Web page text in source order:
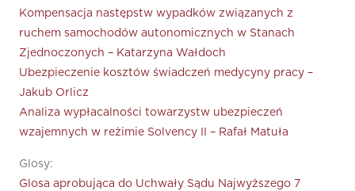
Kompensacja następstw wypadków związanych z
ruchem samochodów autonomicznych w Stanach
Zjednoczonych – Katarzyna Wałdoch
Ubezpieczenie kosztów świadczeń medycyny pracy –
Jakub Orlicz
Analiza wypłacalności towarzystw ubezpieczeń
wzajemnych w reżimie Solvency II – Rafał Matuła
Glosy:
Glosa aprobująca do Uchwały Sądu Najwyższego 7